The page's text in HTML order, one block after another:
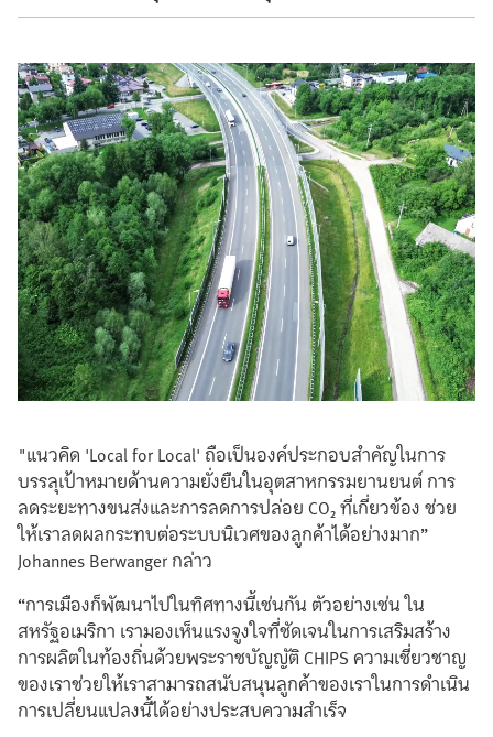
"แนวคิด 'Local for Local' ถือเป็นองค์ประกอบสำคัญในการ
บรรลุเป้าหมายด้านความยั่งยืนในอุตสาหกรรมยานยนต์ การ
ลดระยะทางขนส่งและการลดการปล่อย CO₂ ที่เกี่ยวข้อง ช่วย
ให้เราลดผลกระทบต่อระบบนิเวศของลูกค้าได้อย่างมาก”
Johannes Berwanger กล่าว
“การเมืองก็พัฒนาไปในทิศทางนี้เช่นกัน ตัวอย่างเช่น ใน
สหรัฐอเมริกา เรามองเห็นแรงจูงใจที่ชัดเจนในการเสริมสร้าง
การผลิตในท้องถิ่นด้วยพระราชบัญญัติ CHIPS ความเชี่ยวชาญ
ของเราช่วยให้เราสามารถสนับสนุนลูกค้าของเราในการดำเนิน
การเปลี่ยนแปลงนี้ได้อย่างประสบความสำเร็จ